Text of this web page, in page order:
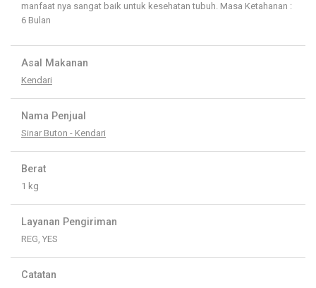
manfaat nya sangat baik untuk kesehatan tubuh. Masa Ketahanan :
6 Bulan
Asal Makanan
Kendari
Nama Penjual
Sinar Buton - Kendari
Berat
1 kg
Layanan Pengiriman
REG, YES
Catatan